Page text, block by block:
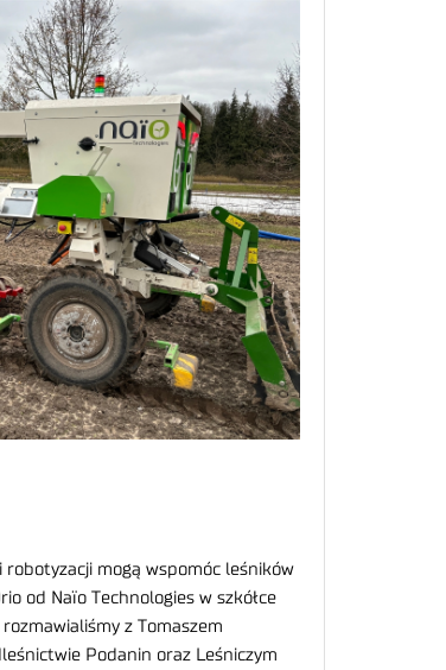
robotyzacji mogą wspomóc leśników
od Naïo Technologies w szkółce
z Tomaszem
Podanin oraz Leśniczym